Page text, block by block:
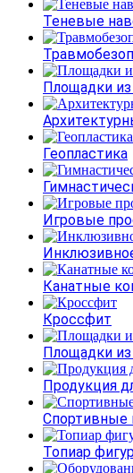
Теневые
Площадки
Геопластика
Игровые
Канатные
Кроссфит
Площадки из
Продукция
Спортивные
Топиар